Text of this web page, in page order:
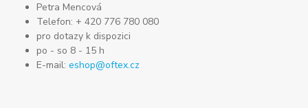
Petra Mencová
Telefon: + 420 776 780 080
pro dotazy k dispozici
po - so 8 - 15 h
E-mail:eshop@oftex.cz